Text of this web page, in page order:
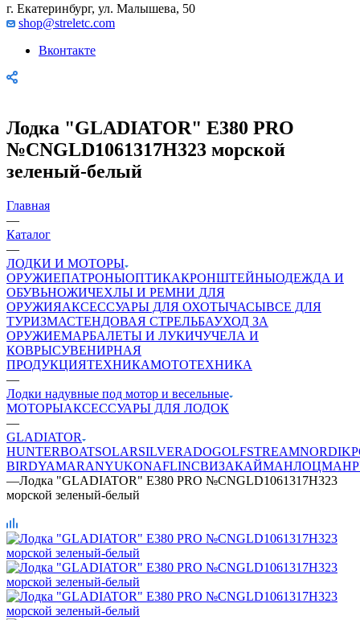
г. Екатеринбург, ул. Малышева, 50
shop@streletc.com
Вконтакте
Лодка "GLADIATOR" Е380 PRO
№CNGLD1061317H323 морской
зеленый-белый
Главная
—
Каталог
—
ЛОДКИ И МОТОРЫ
ОРУЖИЕПАТРОНЫОПТИКАКРОНШТЕЙНЫОДЕЖДА И
ОБУВЬНОЖИЧЕХЛЫ И РЕМНИ ДЛЯ
ОРУЖИЯАКСЕССУАРЫ ДЛЯ ОХОТЫЧАСЫВСЕ ДЛЯ
ТУРИЗМАСТЕНДОВАЯ СТРЕЛЬБАУХОД ЗА
ОРУЖИЕМАРБАЛЕТЫ И ЛУКИЧУЧЕЛА И
КОВРЫСУВЕНИРНАЯ
ПРОДУКЦИЯТЕХНИКАМОТОТЕХНИКА
—
Лодки надувные под мотор и весельные
МОТОРЫАКСЕССУАРЫ ДЛЯ ЛОДОК
—
GLADIATOR
HUNTERBOATSOLARSILVERADOGOLFSTREAMNORDIK
BIRDYAMARANYUKONAFLINCВИЗАКАЙМАНЛОЦМАН
—Лодка "GLADIATOR" Е380 PRO №CNGLD1061317H323
морской зеленый-белый